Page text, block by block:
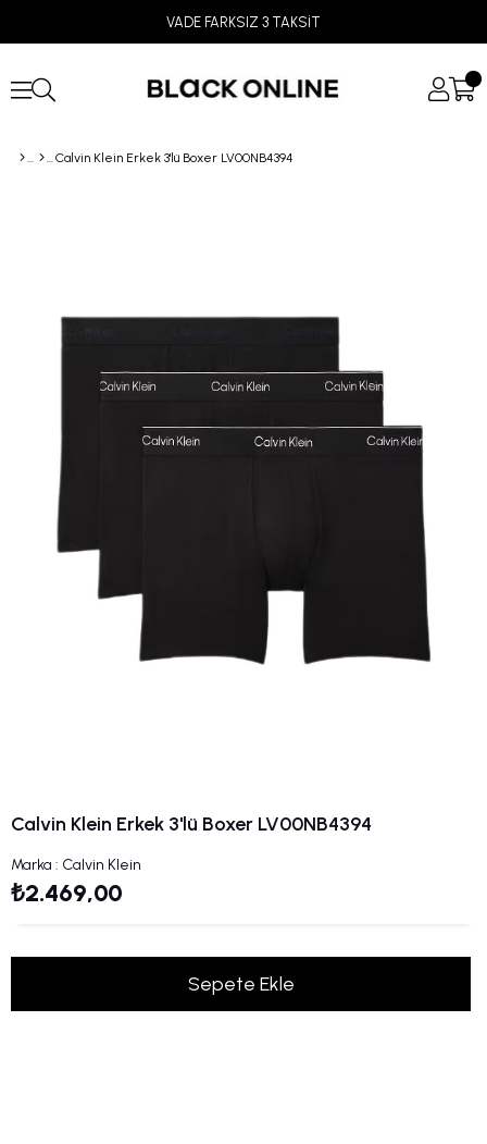
VADE FARKSIZ 3 TAKSİT
Calvin Klein Erkek 3'lü Boxer LV00NB4394
Calvin Klein Erkek 3'lü Boxer LV00NB4394
Marka : Calvin Klein
₺2.469,00